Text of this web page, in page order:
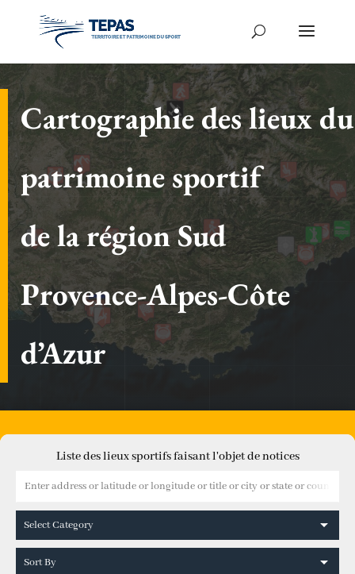
Cartographie des lieux du
patrimoine sportif
de la région Sud
Provence-Alpes-Côte
d’Azur
Liste des lieux sportifs faisant l'objet de notices